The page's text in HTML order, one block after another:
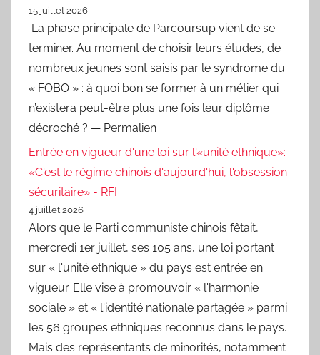
15 juillet 2026
La phase principale de Parcoursup vient de se
terminer. Au moment de choisir leurs études, de
nombreux jeunes sont saisis par le syndrome du
« FOBO » : à quoi bon se former à un métier qui
n’existera peut-être plus une fois leur diplôme
décroché ? — Permalien
Entrée en vigueur d'une loi sur l'«unité ethnique»:
«C'est le régime chinois d'aujourd'hui, l'obsession
sécuritaire» - RFI
4 juillet 2026
Alors que le Parti communiste chinois fêtait,
mercredi 1er juillet, ses 105 ans, une loi portant
sur « l'unité ethnique » du pays est entrée en
vigueur. Elle vise à promouvoir « l'harmonie
sociale » et « l'identité nationale partagée » parmi
les 56 groupes ethniques reconnus dans le pays.
Mais des représentants de minorités, notamment